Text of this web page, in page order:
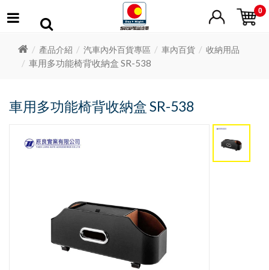
0
產品介紹 汽車內外百貨專區 車內百貨 收納用品
車用多功能椅背收納盒 SR-538
車用多功能椅背收納盒 SR-538